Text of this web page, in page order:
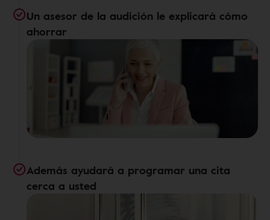
Un asesor de la audición le explicará cómo
ahorrar
Además ayudará a programar una cita
cerca a usted